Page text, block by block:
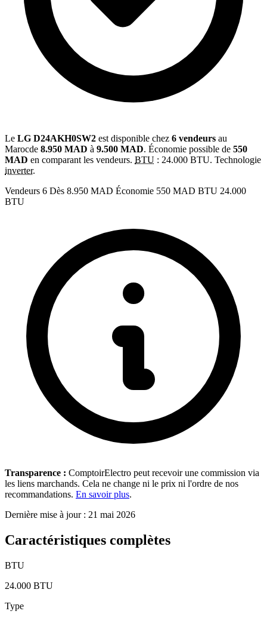
Le LG D24AKH0SW2 est disponible chez 6 vendeurs au
Marocde 8.950 MAD à 9.500 MAD. Économie possible de 550
MAD en comparant les vendeurs. BTU : 24.000 BTU. Technologie
inverter.
Vendeurs 6 Dès 8.950 MAD Économie 550 MAD BTU 24.000
BTU
Transparence : ComptoirElectro peut recevoir une commission via
les liens marchands. Cela ne change ni le prix ni l'ordre de nos
recommandations. En savoir plus.
Dernière mise à jour : 21 mai 2026
Caractéristiques complètes
BTU
24.000 BTU
Type